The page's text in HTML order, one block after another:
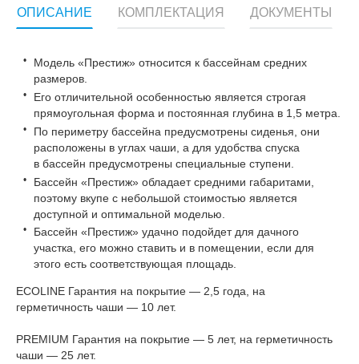
ОПИСАНИЕ КОМПЛЕКТАЦИЯ ДОКУМЕНТЫ
Модель «Престиж» относится к бассейнам средних
размеров.
Его отличительной особенностью является строгая
прямоугольная форма и постоянная глубина в 1,5 метра.
По периметру бассейна предусмотрены сиденья, они
расположены в углах чаши, а для удобства спуска
в бассейн предусмотрены специальные ступени.
Бассейн «Престиж» обладает средними габаритами,
поэтому вкупе с небольшой стоимостью является
доступной и оптимальной моделью.
Бассейн «Престиж» удачно подойдет для дачного
участка, его можно ставить и в помещении, если для
этого есть соответствующая площадь.
ECOLINE Гарантия на покрытие — 2,5 года, на
герметичность чаши — 10 лет.
PREMIUM Гарантия на покрытие — 5 лет, на герметичность
чаши — 25 лет.